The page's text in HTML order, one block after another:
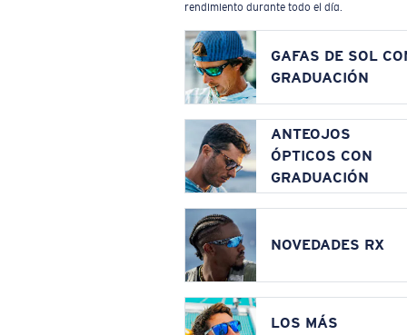
rendimiento durante todo el día.
GAFAS DE SOL
GRADUACIÓN
ANTEOJOS
ÓPTICOS CON
GRADUACIÓN
NOVEDADES RX
LOS MÁS